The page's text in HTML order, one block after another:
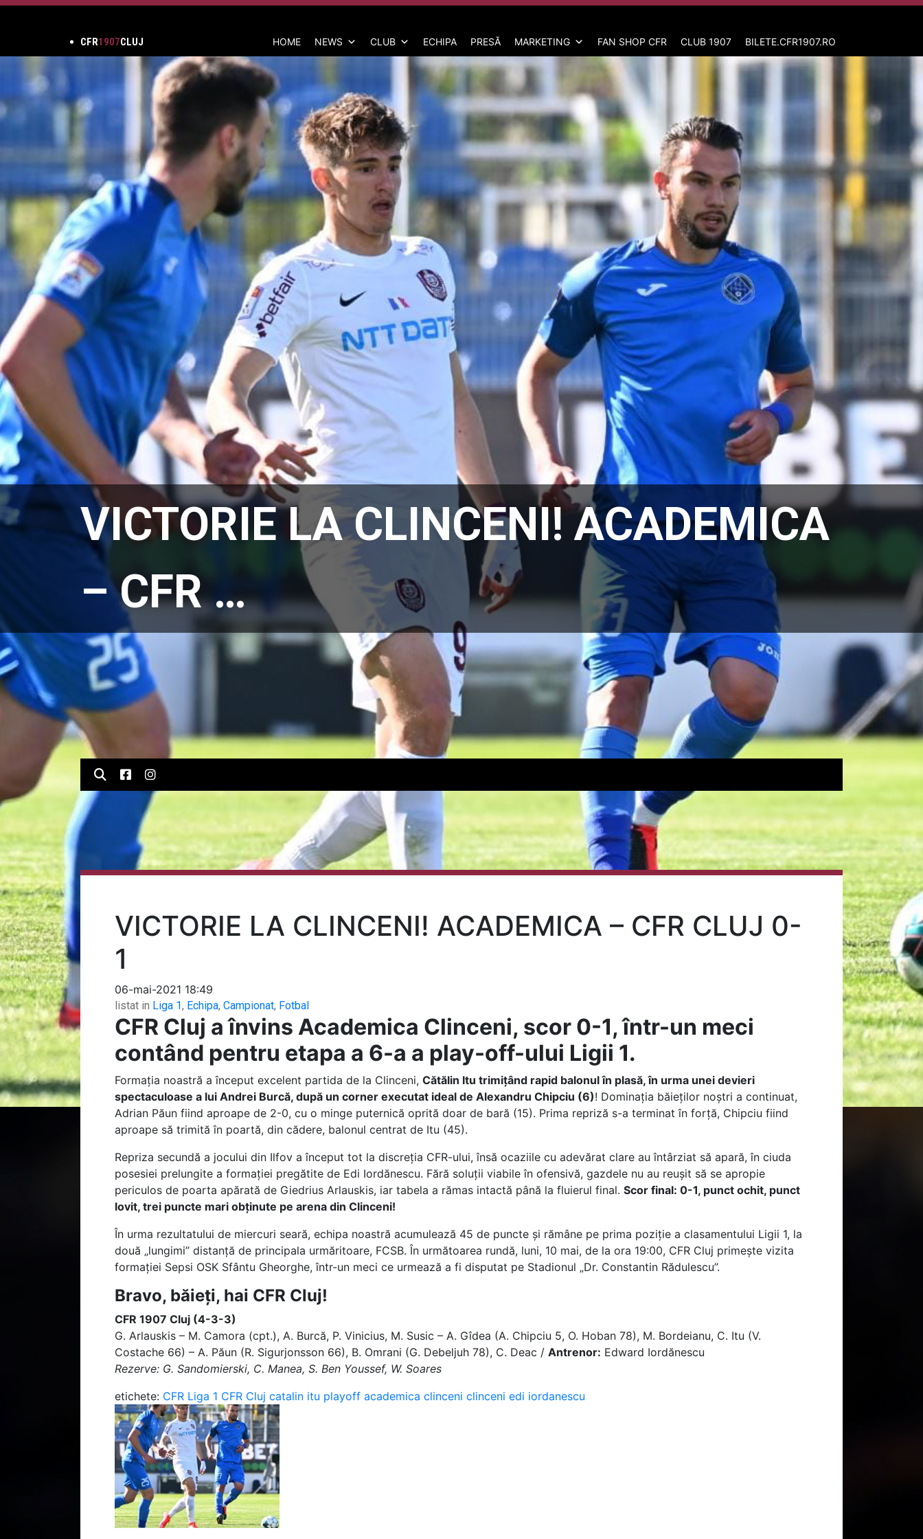
CFR1907CLUJ HOME NEWS CLUB ECHIPA PRESĂ MARKETING FAN SHOP CFR CLUB 1907 BILETE.CFR1907.RO
VICTORIE LA CLINCENI! ACADEMICA
– CFR …
VICTORIE LA CLINCENI! ACADEMICA – CFR CLUJ 0-
1
06-mai-2021 18:49
listat in Liga 1, Echipa, Campionat, Fotbal
CFR Cluj a învins Academica Clinceni, scor 0-1, într-un meci
contând pentru etapa a 6-a a play-off-ului Ligii 1.
Formația noastră a început excelent partida de la Clinceni, Cătălin Itu trimițând rapid balonul în plasă, în urma unei devieri
spectaculoase a lui Andrei Burcă, după un corner executat ideal de Alexandru Chipciu (6)! Dominația băieților noștri a continuat,
Adrian Păun fiind aproape de 2-0, cu o minge puternică oprită doar de bară (15). Prima repriză s-a terminat în forță, Chipciu fiind
aproape să trimită în poartă, din cădere, balonul centrat de Itu (45).
Repriza secundă a jocului din Ilfov a început tot la discreția CFR-ului, însă ocaziile cu adevărat clare au întârziat să apară, în ciuda
posesiei prelungite a formației pregătite de Edi Iordănescu. Fără soluții viabile în ofensivă, gazdele nu au reușit să se apropie
periculos de poarta apărată de Giedrius Arlauskis, iar tabela a rămas intactă până la fluierul final. Scor final: 0-1, punct ochit, punct
lovit, trei puncte mari obținute pe arena din Clinceni!
În urma rezultatului de miercuri seară, echipa noastră acumulează 45 de puncte și rămâne pe prima poziție a clasamentului Ligii 1, la
două „lungimi” distanță de principala urmăritoare, FCSB. În următoarea rundă, luni, 10 mai, de la ora 19:00, CFR Cluj primește vizita
formației Sepsi OSK Sfântu Gheorghe, într-un meci ce urmează a fi disputat pe Stadionul „Dr. Constantin Rădulescu”.
Bravo, băieți, hai CFR Cluj!
CFR 1907 Cluj (4-3-3)
G. Arlauskis – M. Camora (cpt.), A. Burcă, P. Vinicius, M. Susic – A. Gîdea (A. Chipciu 5, O. Hoban 78), M. Bordeianu, C. Itu (V.
Costache 66) – A. Păun (R. Sigurjonsson 66), B. Omrani (G. Debeljuh 78), C. Deac / Antrenor: Edward Iordănescu
Rezerve: G. Sandomierski, C. Manea, S. Ben Youssef, W. Soares
etichete: CFR Liga 1 CFR Cluj catalin itu playoff academica clinceni clinceni edi iordanescu